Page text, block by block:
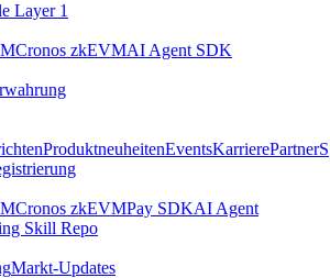
Layer 1
Cronos zkEVMAI Agent SDK
ProduktneuheitenEventsKarrierePartnerS
Cronos zkEVMPay SDKAI Agent
Skill Repo
Markt-Updates